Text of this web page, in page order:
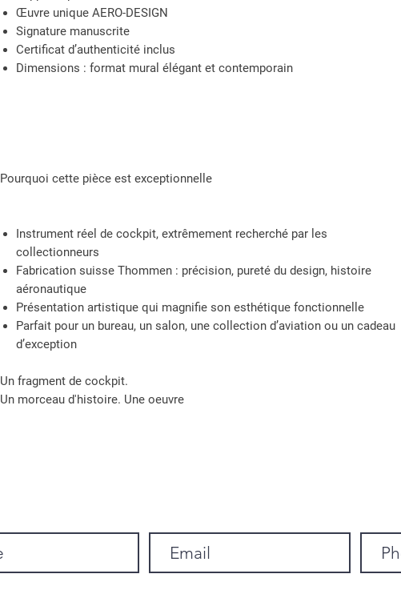
Œuvre unique AERO-DESIGN
Signature manuscrite
Certificat d’authenticité inclus
Dimensions : format mural élégant et contemporain
Pourquoi cette pièce est exceptionnelle
Instrument réel de cockpit, extrêmement recherché par les
collectionneurs
Fabrication suisse Thommen : précision, pureté du design, histoire
aéronautique
Présentation artistique qui magnifie son esthétique fonctionnelle
Parfait pour un bureau, un salon, une collection d’aviation ou un cadeau
d’exception
Un fragment de cockpit.
Un morceau d'histoire. Une oeuvre